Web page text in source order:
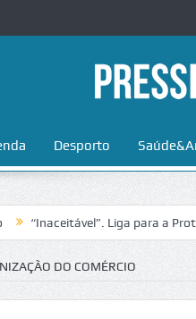
Desporto
Liga para a Proteção
DO COMÉRCIO